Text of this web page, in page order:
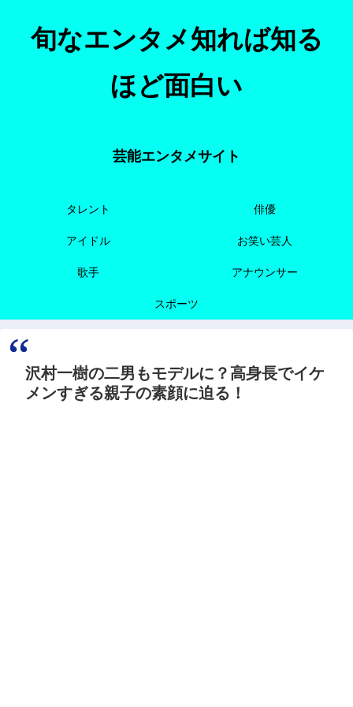
旬なエンタメ知れば知る
ほど面白い
芸能エンタメサイト
タレント 俳優
アイドル お笑い芸人
歌手 アナウンサー
スポーツ
沢村一樹の二男もモデルに？高身長でイケ
メンすぎる親子の素顔に迫る！